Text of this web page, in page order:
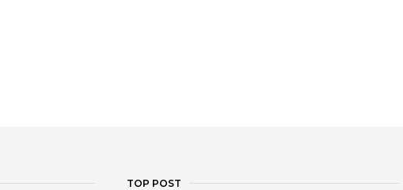
TOP POST